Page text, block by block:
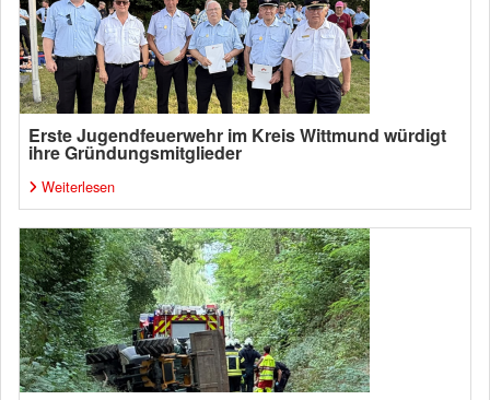
Erste Jugendfeuerwehr im Kreis Wittmund würdigt
ihre Gründungsmitglieder
Weiterlesen